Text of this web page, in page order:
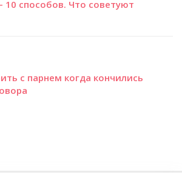
10 способов. Что советуют
с парнем когда кончились